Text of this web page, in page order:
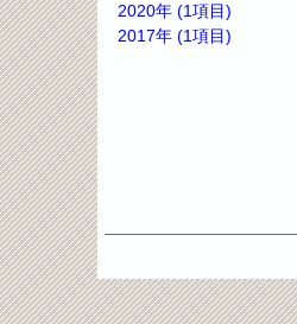
2020年 (1項目)
2017年 (1項目)